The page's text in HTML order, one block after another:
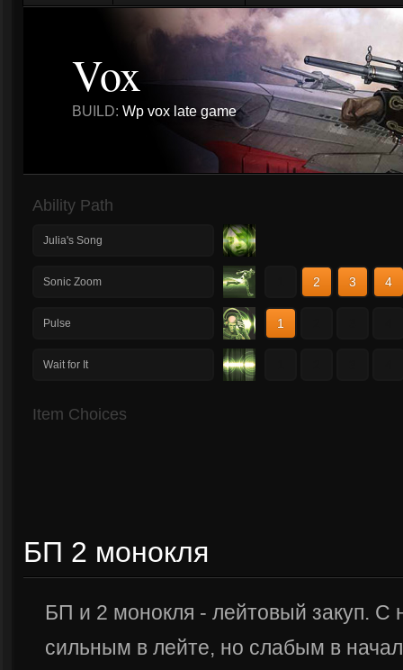
Vox
BUILD: Wp vox late game
Ability Path
Julia's Song
Sonic Zoom 2 3 4
Pulse 1
Wait for It
Item Choices
БП 2 монокля
БП и 2 монокля - лейтовый закуп. С
сильным в лейте, но слабым в